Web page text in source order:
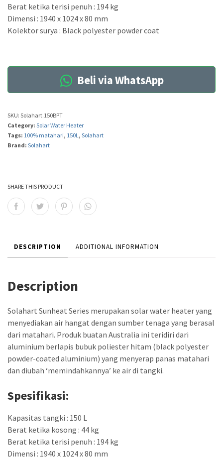
Berat ketika terisi penuh : 194 kg
Dimensi : 1940 x 1024 x 80 mm
Kolektor surya : Black polyester powder coat
Beli via WhatsApp
SKU: Solahart.150BPT
Category: Solar Water Heater
Tags: 100% matahari, 150L, Solahart
Brand: Solahart
SHARE THIS PRODUCT
DESCRIPTION ADDITIONAL INFORMATION
Description
Solahart Sunheat Series merupakan solar water heater yang
menyediakan air hangat dengan sumber tenaga yang berasal
dari matahari. Produk buatan Australia ini teridiri dari
aluminium berlapis bubuk poliester hitam (black polyester
powder-coated aluminium) yang menyerap panas matahari
dan diubah ‘memindahkannya’ ke air di tangki.
Spesifikasi:
Kapasitas tangki : 150 L
Berat ketika kosong : 44 kg
Berat ketika terisi penuh : 194 kg
Dimensi : 1940 x 1024 x 80 mm